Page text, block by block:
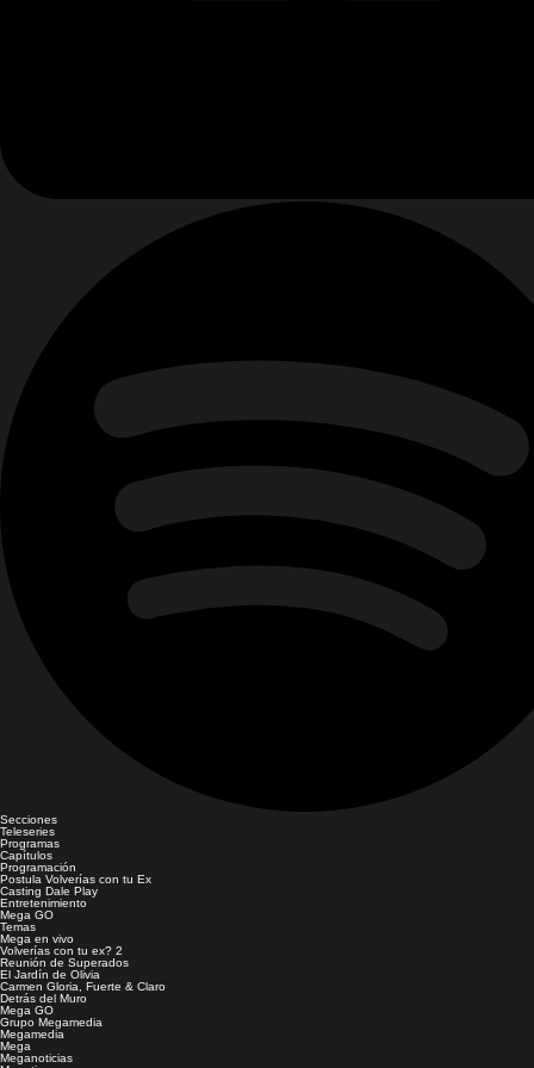
Secciones
Teleseries
Programas
Capítulos
Programación
Postula Volverías con tu Ex
Casting Dale Play
Entretenimiento
Mega GO
Temas
Mega en vivo
Volverías con tu ex? 2
Reunión de Superados
El Jardín de Olivia
Carmen Gloria, Fuerte & Claro
Detrás del Muro
Mega GO
Grupo Megamedia
Megamedia
Mega
Meganoticias